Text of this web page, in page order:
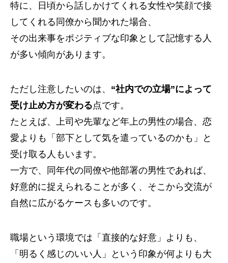
特に、日頃から話しかけてくれる女性や笑顔で接
してくれる同僚から聞かれた場合、
その出来事をポジティブな印象として記憶する人
が多い傾向があります。
ただし注意したいのは、 “社内での立場”によって
受け止め方が変わる点です。
たとえば、上司や先輩など年上の男性の場合、恋
愛よりも「部下として気を遣っているのかも」と
受け取る人もいます。
一方で、同年代の同僚や他部署の男性であれば、
好意的に捉えられることが多く、そこから交流が
自然に広がるケースも多いのです。
職場という環境では「直接的な好意」よりも、
「明るく感じのいい人」という印象が何よりも大